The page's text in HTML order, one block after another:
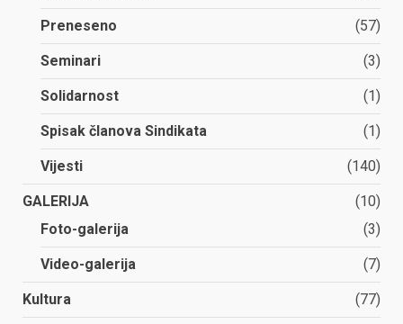
Preneseno (57)
Seminari (3)
Solidarnost (1)
Spisak članova Sindikata (1)
Vijesti (140)
GALERIJA
(10)
Foto-galerija
(3)
Video-galerija (7)
Kultura (77)